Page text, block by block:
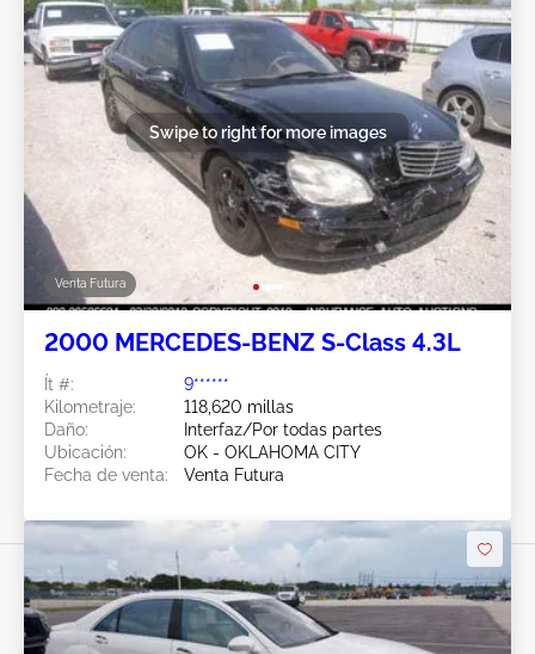
Venta Futura
Swipe to right for more images
2000 MERCEDES-BENZ S-Class 4.3L
Ít #:
9******
Kilometraje:
118,620 millas
Daño:
Interfaz/Por todas partes
Ubicación:
OK - OKLAHOMA CITY
Fecha de venta:
Venta Futura